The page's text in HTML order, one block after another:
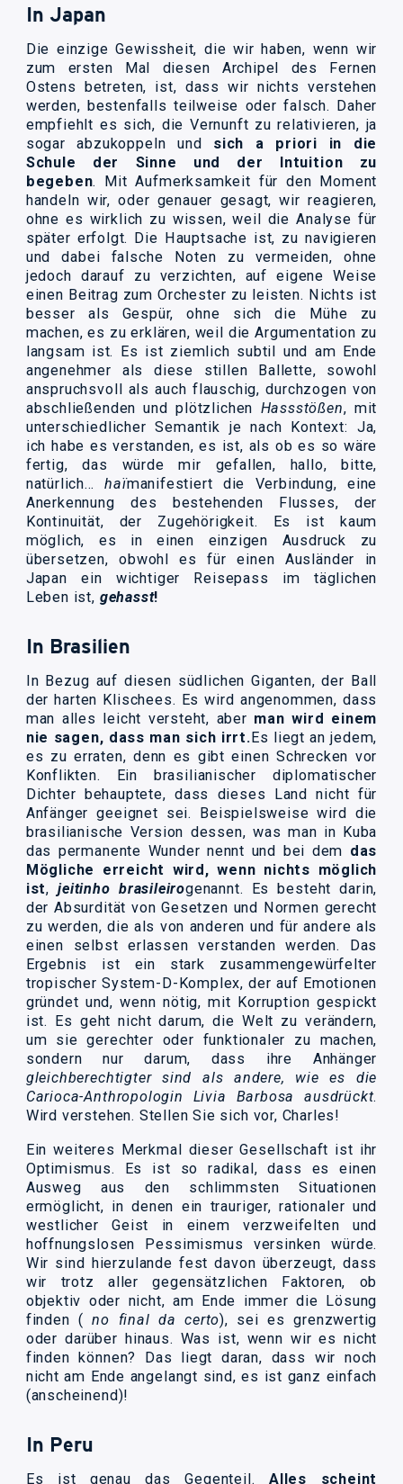
In Japan
Die einzige Gewissheit, die wir haben, wenn wir
zum ersten Mal diesen Archipel des Fernen
Ostens betreten, ist, dass wir nichts verstehen
werden, bestenfalls teilweise oder falsch. Daher
empfiehlt es sich, die Vernunft zu relativieren, ja
sogar abzukoppeln und sich a priori in die
Schule der Sinne und der Intuition zu
begeben. Mit Aufmerksamkeit für den Moment
handeln wir, oder genauer gesagt, wir reagieren,
ohne es wirklich zu wissen, weil die Analyse für
später erfolgt. Die Hauptsache ist, zu navigieren
und dabei falsche Noten zu vermeiden, ohne
jedoch darauf zu verzichten, auf eigene Weise
einen Beitrag zum Orchester zu leisten. Nichts ist
besser als Gespür, ohne sich die Mühe zu
machen, es zu erklären, weil die Argumentation zu
langsam ist. Es ist ziemlich subtil und am Ende
angenehmer als diese stillen Ballette, sowohl
anspruchsvoll als auch flauschig, durchzogen von
abschließenden und plötzlichen Hassstößen, mit
unterschiedlicher Semantik je nach Kontext: Ja,
ich habe es verstanden, es ist, als ob es so wäre
fertig, das würde mir gefallen, hallo, bitte,
natürlich…haïmanifestiert die Verbindung, eine
Anerkennung des bestehenden Flusses, der
Kontinuität, der Zugehörigkeit. Es ist kaum
möglich, es in einen einzigen Ausdruck zu
übersetzen, obwohl es für einen Ausländer in
Japan ein wichtiger Reisepass im täglichen
Leben ist, gehasst!
In Brasilien
In Bezug auf diesen südlichen Giganten, der Ball
der harten Klischees. Es wird angenommen, dass
man alles leicht versteht, aber man wird einem
nie sagen, dass man sich irrt. Es liegt an jedem,
es zu erraten, denn es gibt einen Schrecken vor
Konflikten. Ein brasilianischer diplomatischer
Dichter behauptete, dass dieses Land nicht für
Anfänger geeignet sei. Beispielsweise wird die
brasilianische Version dessen, was man in Kuba
das permanente Wunder nennt und bei dem das
Mögliche erreicht wird, wenn nichts möglich
ist,jeitinho brasileirogenannt. Es besteht darin,
der Absurdität von Gesetzen und Normen gerecht
zu werden, die als von anderen und für andere als
einen selbst erlassen verstanden werden. Das
Ergebnis ist ein stark zusammengewürfelter
tropischer System-D-Komplex, der auf Emotionen
gründet und, wenn nötig, mit Korruption gespickt
ist. Es geht nicht darum, die Welt zu verändern,
um sie gerechter oder funktionaler zu machen,
sondern nur darum, dass ihre Anhänger
gleichberechtigter sind als andere, wie es die
Carioca-Anthropologin Livia Barbosa ausdrückt.
Wird verstehen. Stellen Sie sich vor, Charles!
Ein weiteres Merkmal dieser Gesellschaft ist ihr
Optimismus. Es ist so radikal, dass es einen
Ausweg aus den schlimmsten Situationen
ermöglicht, in denen ein trauriger, rationaler und
westlicher Geist in einem verzweifelten und
hoffnungslosen Pessimismus versinken würde.
Wir sind hierzulande fest davon überzeugt, dass
wir trotz aller gegensätzlichen Faktoren, ob
objektiv oder nicht, am Ende immer die Lösung
finden (no final da certo), sei es grenzwertig
oder darüber hinaus. Was ist, wenn wir es nicht
finden können? Das liegt daran, dass wir noch
nicht am Ende angelangt sind, es ist ganz einfach
(anscheinend)!
In Peru
Es ist genau das Gegenteil. Alles scheint